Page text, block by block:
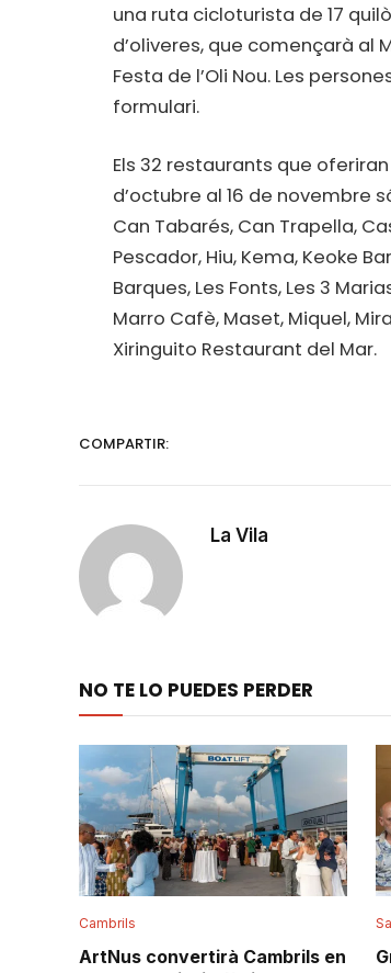
una ruta cicloturista de 17
d’oliveres, que començarà al
Festa de l’Oli Nou. Les
formulari.
Els 32 restaurants que
d’octubre al 16 de novembre
Can Tabarés, Can Trapella,
Pescador, Hiu, Kema, Keoke
Barques, Les Fonts, Les 3
Marro Cafè, Maset, Miquel,
Xiringuito Restaurant del Mar.
COMPARTIR:
La Vila
NO TE LO PUEDES PERDER
Cambrils
ArtNus convertirà Cambrils en